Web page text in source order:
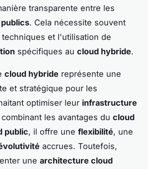
transparente entre les
publics. Cela nécessite souvent
et l'utilisation de
spécifiques au cloud hybride.
cloud hybride représente une
et stratégique pour les
optimiser leur infrastructure
les avantages du cloud
public, il offre une flexibilité, une
accrues. Toutefois,
une architecture cloud